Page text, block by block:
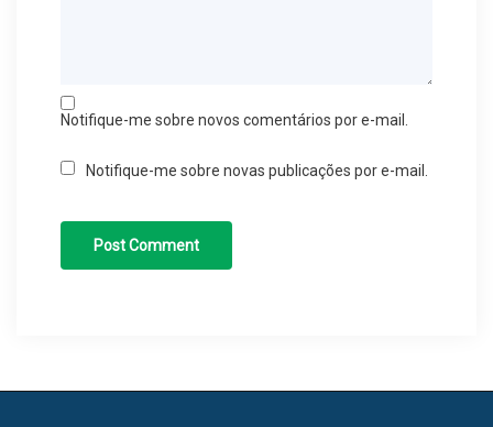
Notifique-me sobre novos comentários por e-mail.
Notifique-me sobre novas publicações por e-mail.